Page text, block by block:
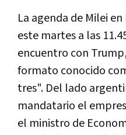
La agenda de Milei
este martes a las
encuentro con
formato conocido
tres". Del lado
mandatario el
el ministro de